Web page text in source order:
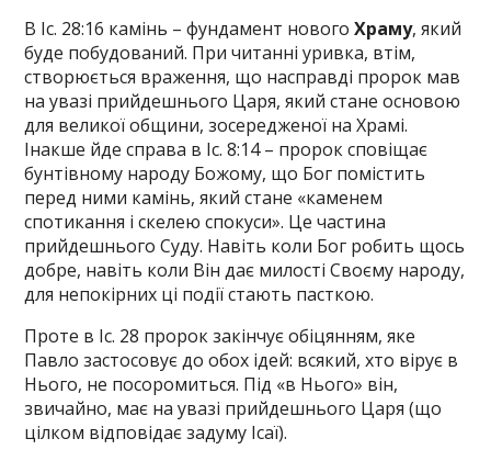
В Іс. 28:16 камінь – фундамент новогоХраму, який
буде побудований. При читанні уривка, втім,
створюється враження, що насправді пророк мав
на увазі прийдешнього Царя, який стане основою
для великої общини, зосередженої на Храмі.
Інакше йде справа в Іс. 8:14 – пророк сповіщає
бунтівному народу Божому, що Бог помістить
перед ними камінь, який стане «каменем
спотикання і скелею спокуси». Це частина
прийдешнього Суду. Навіть коли Бог робить щось
добре, навіть коли Він дає милості Своєму народу,
для непокірних ці події стають пасткою.
Проте в Іс. 28 пророк закінчує обіцянням, яке
Павло застосовує до обох ідей: всякий, хто вірує в
Нього, не посоромиться. Під «в Нього» він,
звичайно, має на увазі прийдешнього Царя (що
цілком відповідає задуму Ісаї).